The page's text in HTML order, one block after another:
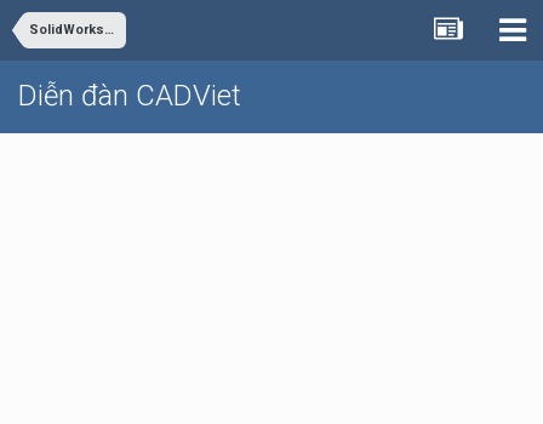
SolidWorks - Inventor
Diễn đàn CADViet